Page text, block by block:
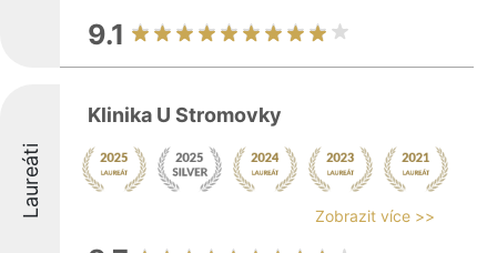
9.1
Laureáti
Klinika U Stromovky
Zobrazit více >>